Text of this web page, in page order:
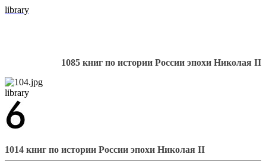
library
1085 книг по истории России эпохи Николая II
library
1014 книг по истории России эпохи Николая II